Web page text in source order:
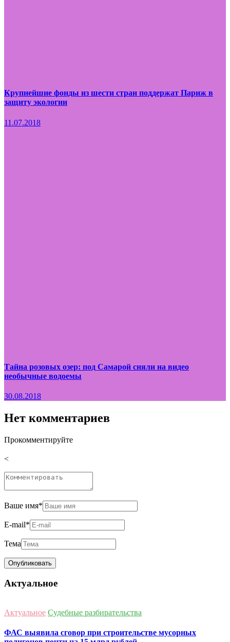
Крупнейшие фонды из шести стран поддержат Париж в
защиту экологии
11.07.2018
Тайна розовых озер: под Самарой сняли на видео
необычные водоемы
30.08.2018
Нет комментариев
Прокомментируйте
<
Ваше имя*
E-mail*
Тема
Актуальное
Актуальное Судебные разбирательства
ФАС выявила сговор при строительстве мусорных